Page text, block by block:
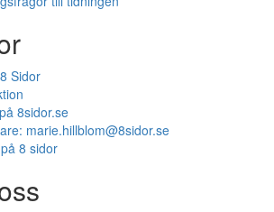
Sidor
8sidor.se
marie.hillblom@8sidor.se
8 sidor